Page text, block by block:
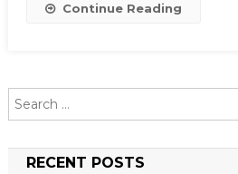
Continue Reading
RECENT POSTS